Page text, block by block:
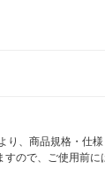
、商品規格・仕
ので、ご使用前